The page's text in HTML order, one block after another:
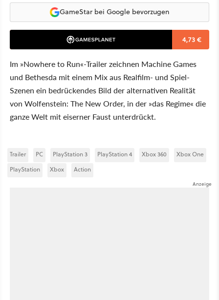
GameStar bei Google bevorzugen
4,73 €
Im »Nowhere to Run«-Trailer zeichnen Machine Games
und Bethesda mit einem Mix aus Realfilm- und Spiel-
Szenen ein bedrückendes Bild der alternativen Realität
von Wolfenstein: The New Order, in der »das Regime« die
ganze Welt mit eiserner Faust unterdrückt.
Trailer PC PlayStation 3 PlayStation 4 Xbox 360
Xbox One
PlayStation
Xbox Action